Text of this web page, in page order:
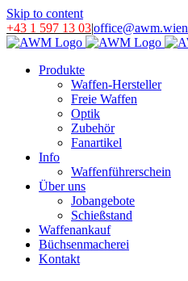
Skip to content
+43 1 597 13 03|office@awm.wien
Produkte
Waffen-Hersteller
Freie Waffen
Optik
Zubehör
Fanartikel
Info
Waffenführerschein
Über uns
Jobangebote
Schießstand
Waffenankauf
Büchsenmacherei
Kontakt